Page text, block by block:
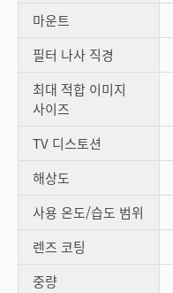
마운트
필터 나사 직경
최대 적합 이미지
사이즈
TV 디스토션
해상도
사용 온도/습도 범위
렌즈 코팅
중량